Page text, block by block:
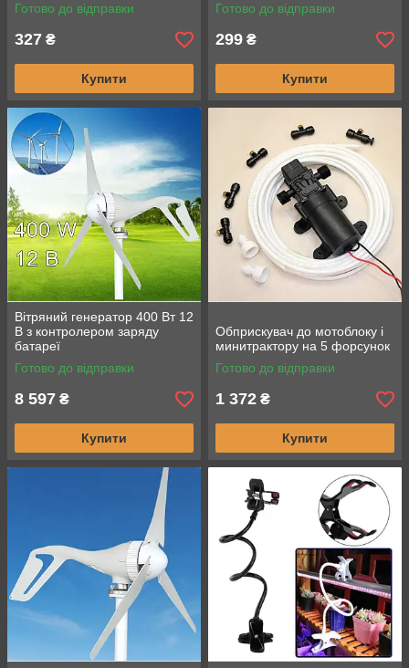
Готово до відправки
327 ₴
Купити
Готово до відправки
299 ₴
Купити
Вітряний генератор 400 Вт 12
В з контролером заряду
батареї
Готово до відправки
8 597 ₴
Купити
Обприскувач до мотоблоку і
минитрактору на 5 форсунок
Готово до відправки
1 372 ₴
Купити